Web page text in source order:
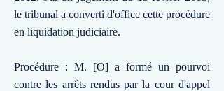
le tribunal a converti d'office cette procédure
en liquidation judiciaire.
Procédure : M. [O] a formé un pourvoi
contre les arrêts rendus par la cour d'appel